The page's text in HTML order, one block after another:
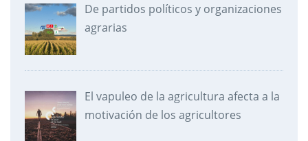
De partidos políticos y organizaciones
agrarias
El vapuleo de la agricultura afecta a la
motivación de los agricultores